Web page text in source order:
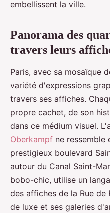
embellissent la ville.
Panorama des
travers leurs
Paris, avec sa mosaïque
variété d'expressions
travers ses affiches.
propre cachet, de son
dans ce médium visuel.
Oberkampf ne ressemble
prestigieux boulevard
autour du Canal Saint-
bobo-chic, utilise un
des affiches de la Rue de
de luxe et ses galeries